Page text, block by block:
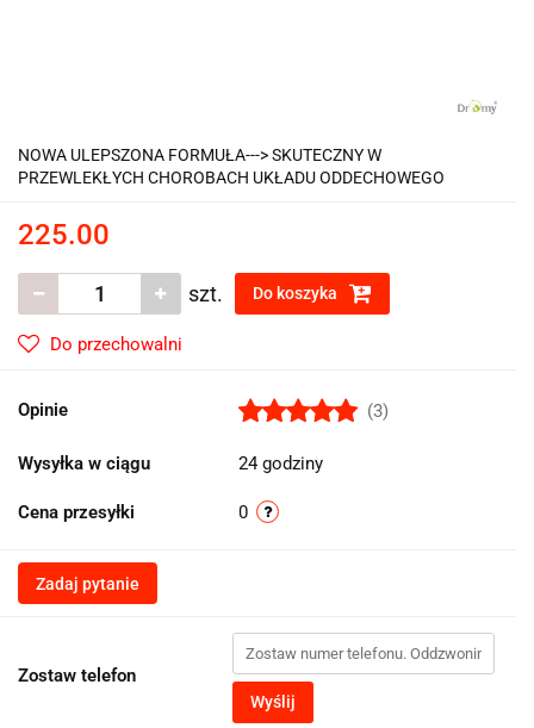
NOWA ULEPSZONA FORMUŁA---> SKUTECZNY W
PRZEWLEKŁYCH CHOROBACH UKŁADU ODDECHOWEGO
225.00
szt. Do koszyka
Do przechowalni
Opinie (3)
Wysyłka w ciągu 24 godziny
Cena przesyłki 0
Zadaj pytanie
Zostaw telefon
Wyślij